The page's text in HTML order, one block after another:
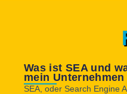
Was ist SEA und
mein
SEA, oder Search Engine